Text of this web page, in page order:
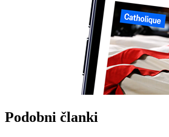
Podobni članki